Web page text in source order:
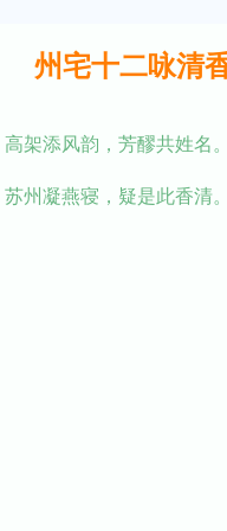
州宅十二咏清
高架添风韵，芳醪共姓名。
苏州凝燕寝，疑是此香清。